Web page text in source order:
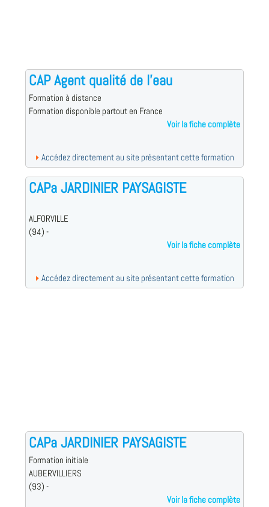
CAP Agent qualité de l'eau
Formation à distance
Formation disponible partout en France
Voir la fiche complète
Accédez directement au site présentant cette formation
CAPa JARDINIER PAYSAGISTE
ALFORVILLE
(94) -
Voir la fiche complète
Accédez directement au site présentant cette formation
CAPa JARDINIER PAYSAGISTE
Formation initiale
AUBERVILLIERS
(93) -
Voir la fiche complète